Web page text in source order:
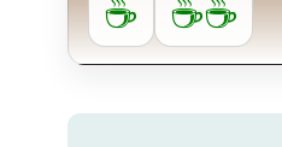
☕ ☕☕